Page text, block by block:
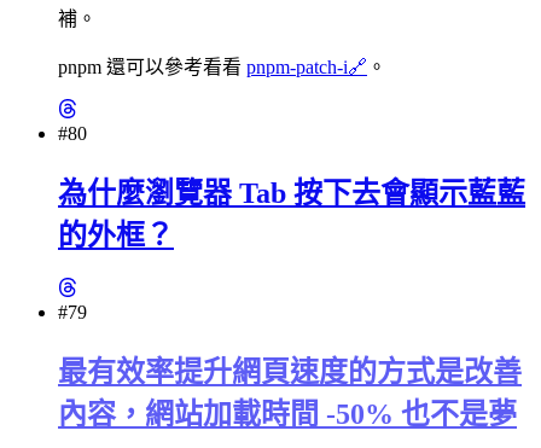
補。
pnpm 還可以參考看看 pnpm-patch-i🔗 。
#80
為什麼瀏覽器 Tab 按下去會顯示藍藍
的外框？
#79
最有效率提升網頁速度的方式是改善
內容，網站加載時間 -50% 也不是夢